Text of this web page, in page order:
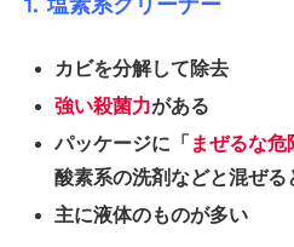
⒈ 塩素系クリーナー
カビを分解して除去
強い殺菌力がある
パッケージに「 まぜるな危
酸素系の洗剤などと混ぜる
主に液体のものが多い